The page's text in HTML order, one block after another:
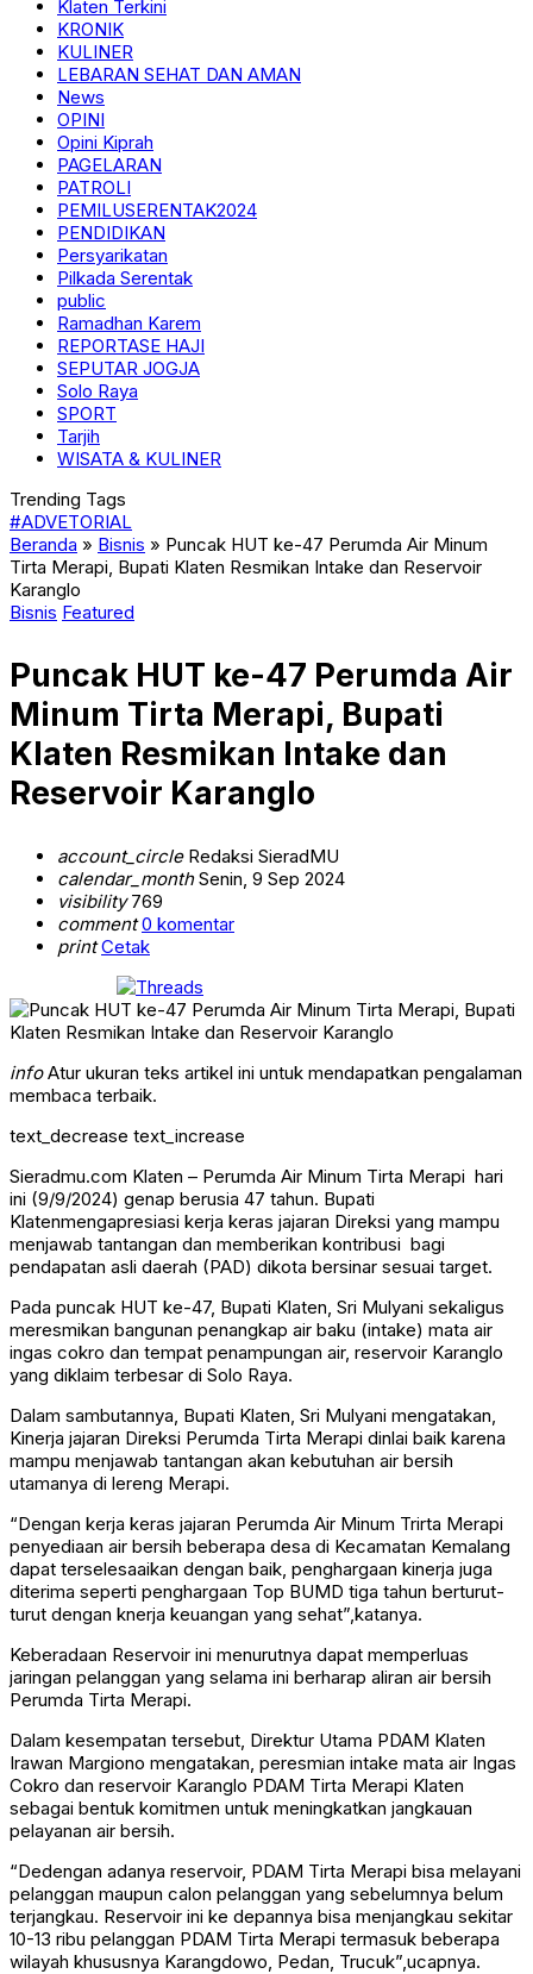
Klaten Terkini
KRONIK
KULINER
LEBARAN SEHAT DAN AMAN
News
OPINI
Opini Kiprah
PAGELARAN
PATROLI
PEMILUSERENTAK2024
PENDIDIKAN
Persyarikatan
Pilkada Serentak
public
Ramadhan Karem
REPORTASE HAJI
SEPUTAR JOGJA
Solo Raya
SPORT
Tarjih
WISATA & KULINER
Trending Tags
#ADVETORIAL
Beranda » Bisnis » Puncak HUT ke-47 Perumda Air Minum
Tirta Merapi, Bupati Klaten Resmikan Intake dan Reservoir
Karanglo
Bisnis Featured
Puncak HUT ke-47 Perumda Air
Minum Tirta Merapi, Bupati
Klaten Resmikan Intake dan
Reservoir Karanglo
account_circleRedaksi SieradMU
calendar_monthSenin, 9 Sep 2024
visibility769
comment 0 komentar
print Cetak
infoAtur ukuran teks artikel ini untuk mendapatkan pengalaman
membaca terbaik.
text_decrease text_increase
Sieradmu.com Klaten – Perumda Air Minum Tirta Merapi hari
ini (9/9/2024) genap berusia 47 tahun. Bupati
Klatenmengapresiasi kerja keras jajaran Direksi yang mampu
menjawab tantangan dan memberikan kontribusi bagi
pendapatan asli daerah (PAD) dikota bersinar sesuai target.
Pada puncak HUT ke-47, Bupati Klaten, Sri Mulyani sekaligus
meresmikan bangunan penangkap air baku (intake) mata air
ingas cokro dan tempat penampungan air, reservoir Karanglo
yang diklaim terbesar di Solo Raya.
Dalam sambutannya, Bupati Klaten, Sri Mulyani mengatakan,
Kinerja jajaran Direksi Perumda Tirta Merapi dinlai baik karena
mampu menjawab tantangan akan kebutuhan air bersih
utamanya di lereng Merapi.
“Dengan kerja keras jajaran Perumda Air Minum Trirta Merapi
penyediaan air bersih beberapa desa di Kecamatan Kemalang
dapat terselesaaikan dengan baik, penghargaan kinerja juga
diterima seperti penghargaan Top BUMD tiga tahun berturut-
turut dengan knerja keuangan yang sehat”,katanya.
Keberadaan Reservoir ini menurutnya dapat memperluas
jaringan pelanggan yang selama ini berharap aliran air bersih
Perumda Tirta Merapi.
Dalam kesempatan tersebut, Direktur Utama PDAM Klaten
Irawan Margiono mengatakan, peresmian intake mata air Ingas
Cokro dan reservoir Karanglo PDAM Tirta Merapi Klaten
sebagai bentuk komitmen untuk meningkatkan jangkauan
pelayanan air bersih.
“Dedengan adanya reservoir, PDAM Tirta Merapi bisa melayani
pelanggan maupun calon pelanggan yang sebelumnya belum
terjangkau. Reservoir ini ke depannya bisa menjangkau sekitar
10-13 ribu pelanggan PDAM Tirta Merapi termasuk beberapa
wilayah khususnya Karangdowo, Pedan, Trucuk”,ucapnya.